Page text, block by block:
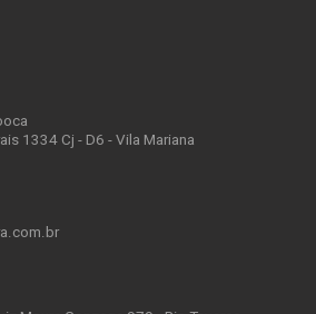
1334 Cj - D6 - Vila Mariana